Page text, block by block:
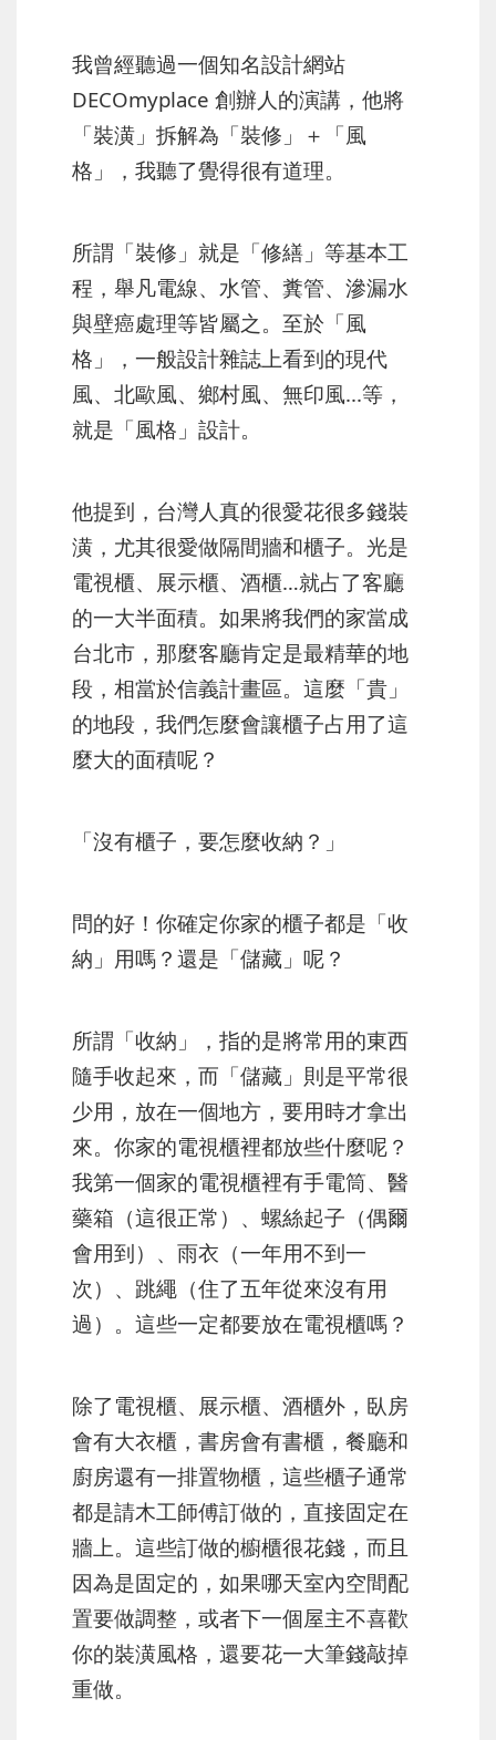
我曾經聽過一個知名設計網站
DECOmyplace 創辦人的演講，他將
「裝潢」拆解為「裝修」＋「風
格」，我聽了覺得很有道理。
所謂「裝修」就是「修繕」等基本工
程，舉凡電線、水管、糞管、滲漏水
與壁癌處理等皆屬之。至於「風
格」，一般設計雜誌上看到的現代
風、北歐風、鄉村風、無印風...等，
就是「風格」設計。
他提到，台灣人真的很愛花很多錢裝
潢，尤其很愛做隔間牆和櫃子。光是
電視櫃、展示櫃、酒櫃…就占了客廳
的一大半面積。如果將我們的家當成
台北市，那麼客廳肯定是最精華的地
段，相當於信義計畫區。這麼「貴」
的地段，我們怎麼會讓櫃子占用了這
麼大的面積呢？
「沒有櫃子，要怎麼收納？」
問的好！你確定你家的櫃子都是「收
納」用嗎？還是「儲藏」呢？
所謂「收納」，指的是將常用的東西
隨手收起來，而「儲藏」則是平常很
少用，放在一個地方，要用時才拿出
來。你家的電視櫃裡都放些什麼呢？
我第一個家的電視櫃裡有手電筒、醫
藥箱（這很正常）、螺絲起子（偶爾
會用到）、雨衣（一年用不到一
次）、跳繩（住了五年從來沒有用
過）。這些一定都要放在電視櫃嗎？
除了電視櫃、展示櫃、酒櫃外，臥房
會有大衣櫃，書房會有書櫃，餐廳和
廚房還有一排置物櫃，這些櫃子通常
都是請木工師傅訂做的，直接固定在
牆上。這些訂做的櫥櫃很花錢，而且
因為是固定的，如果哪天室內空間配
置要做調整，或者下一個屋主不喜歡
你的裝潢風格，還要花一大筆錢敲掉
重做。